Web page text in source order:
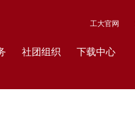
工大官网
社团组织 下载中心